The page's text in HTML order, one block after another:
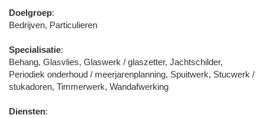
Doelgroep:
Bedrijven, Particulieren
Specialisatie:
Behang, Glasvlies, Glaswerk / glaszetter, Jachtschilder,
Periodiek onderhoud / meerjarenplanning, Spuitwerk, Stucwerk /
stukadoren, Timmerwerk, Wandafwerking
Diensten: